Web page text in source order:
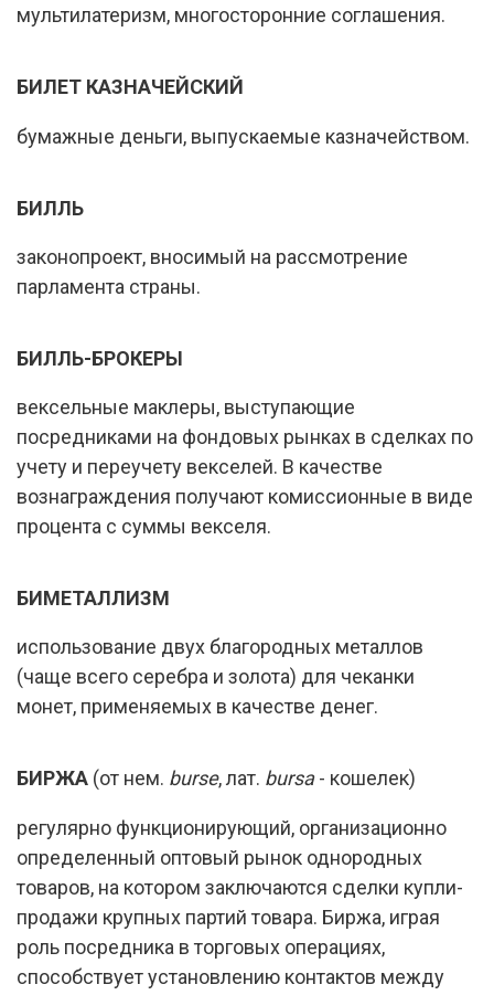
мультилатеризм, многосторонние соглашения.
БИЛЕТ КАЗНАЧЕЙСКИЙ
бумажные деньги, выпускаемые казначейством.
БИЛЛЬ
законопроект, вносимый на рассмотрение
парламента страны.
БИЛЛЬ-БРОКЕРЫ
вексельные маклеры, выступающие
посредниками на фондовых рынках в сделках по
учету и переучету векселей. В качестве
вознаграждения получают комиссионные в виде
процента с суммы векселя.
БИМЕТАЛЛИЗМ
использование двух благородных металлов
(чаще всего серебра и золота) для чеканки
монет, применяемых в качестве денег.
БИРЖА (от нем. burse, лат. bursa- кошелек)
регулярно функционирующий, организационно
определенный оптовый рынок однородных
товаров, на котором заключаются сделки купли-
продажи крупных партий товара. Биржа, играя
роль посредника в торговых операциях,
способствует установлению контактов между